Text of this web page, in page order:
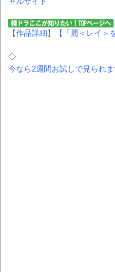
【作品詳細】 【「麗＜レイ＞
◇
今なら2週間お試しで見られ